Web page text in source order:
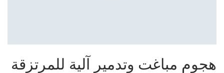
هجوم مباغت وتدمير آلية للمرتزقة